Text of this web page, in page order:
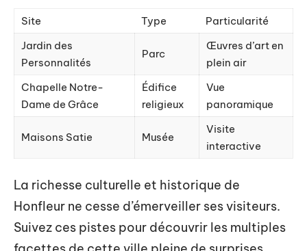
Site Type
Particularité
Jardin des
Personnalités
Parc
Œuvres d’art en
plein air
Chapelle Notre-
Dame de Grâce
Édifice
religieux
Vue
panoramique
Maisons Satie Musée
Visite
interactive
La richesse culturelle et historique de
Honfleur ne cesse d’émerveiller ses visiteurs.
Suivez ces pistes pour découvrir les multiples